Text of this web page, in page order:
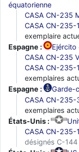
équatorienne
CASA CN-235
CASA CN-235-
exemplaire
Espagne :
Ejército
CASA CN-235
CASA CN-235-
exemplaires
Espagne :
Garde-
CASA CN-235-
exemplaires
États-Unis :
CASA CN-235-
désignés C-144